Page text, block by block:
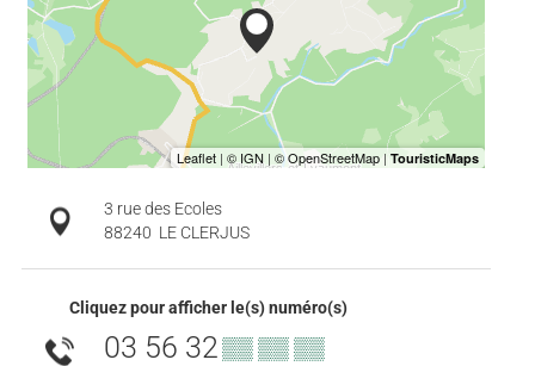
3 rue des Ecoles
88240 LE CLERJUS
Cliquez pour afficher le(s) numéro(s)
03 56 32▒▒ ▒▒ ▒▒